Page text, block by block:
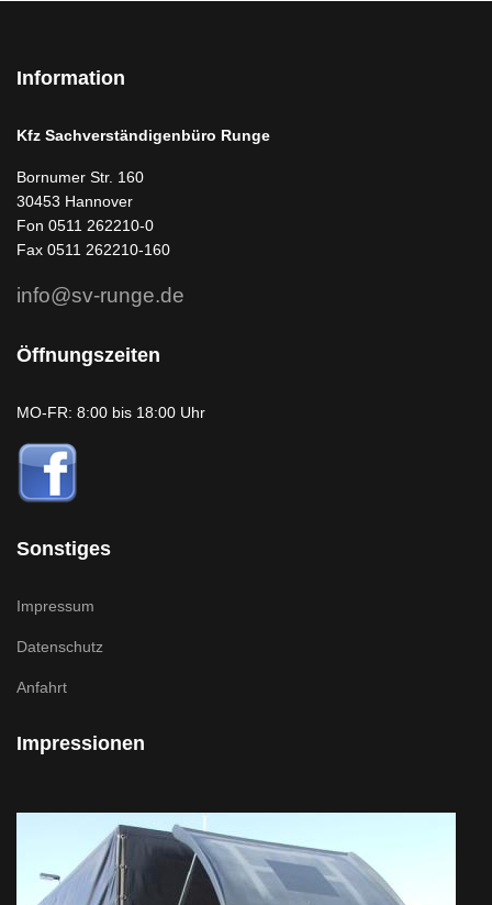
Information
Kfz Sachverständigenbüro Runge
Bornumer Str. 160
30453 Hannover
Fon 0511 262210-0
Fax 0511 262210-160
info@sv-runge.de
Öffnungszeiten
MO-FR: 8:00 bis 18:00 Uhr
Sonstiges
Impressum
Datenschutz
Anfahrt
Impressionen